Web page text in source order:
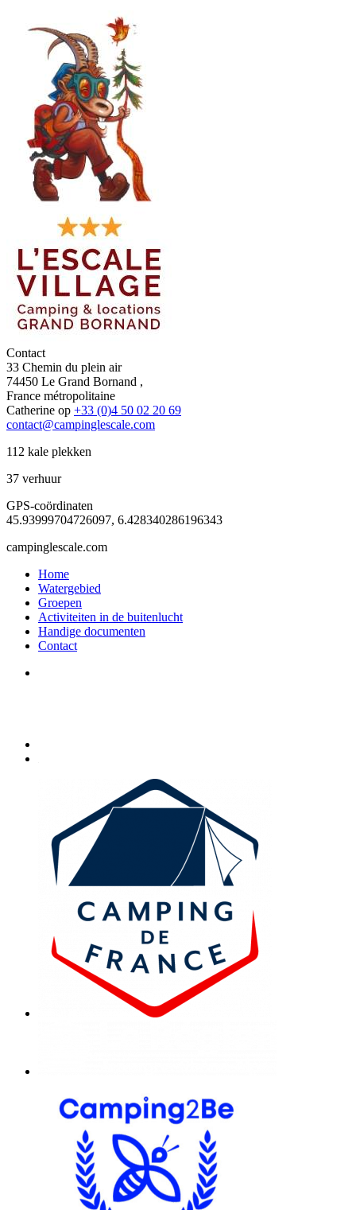
Contact
33 Chemin du plein air
74450 Le Grand Bornand ,
France métropolitaine
Catherine op +33 (0)4 50 02 20 69
contact@campinglescale.com
112 kale plekken
37 verhuur
GPS-coördinaten
45.93999704726097, 6.428340286196343
campinglescale.com
Home
Watergebied
Groepen
Activiteiten in de buitenlucht
Handige documenten
Contact